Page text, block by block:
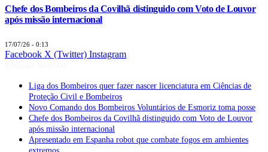
Chefe dos Bombeiros da Covilhã distinguido com Voto de Louvor
após missão internacional
17/07/26 - 0:13
Facebook X (Twitter) Instagram
Liga dos Bombeiros quer fazer nascer licenciatura em Ciências de
Proteção Civil e Bombeiros
Novo Comando dos Bombeiros Voluntários de Esmoriz toma posse
Chefe dos Bombeiros da Covilhã distinguido com Voto de Louvor
após missão internacional
Apresentado em Espanha robot que combate fogos em ambientes